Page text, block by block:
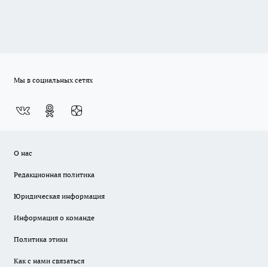
Мы в социальных сетях
О нас
Редакционная политика
Юридическая информация
Информация о команде
Политика этики
Как с нами связаться